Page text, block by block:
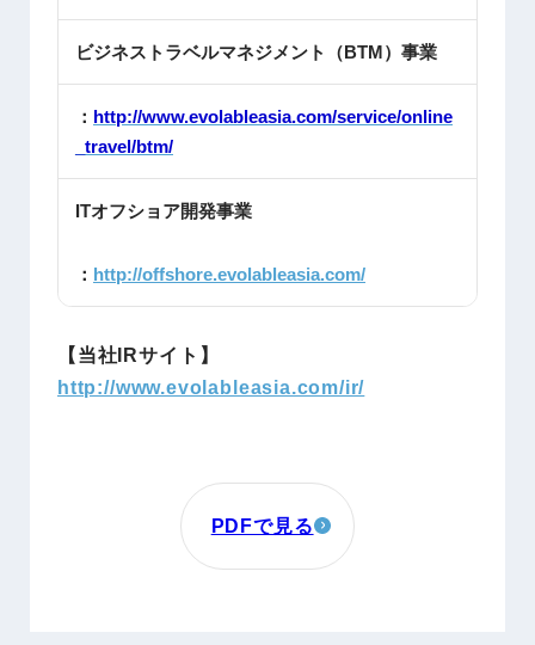
ビジネストラベルマネジメント（BTM）事業
： http://www.evolableasia.com/service/online
_travel/btm/
ITオフショア開発事業
： http://offshore.evolableasia.com/
【当社IRサイト】
http://www.evolableasia.com/ir/
PDFで見る